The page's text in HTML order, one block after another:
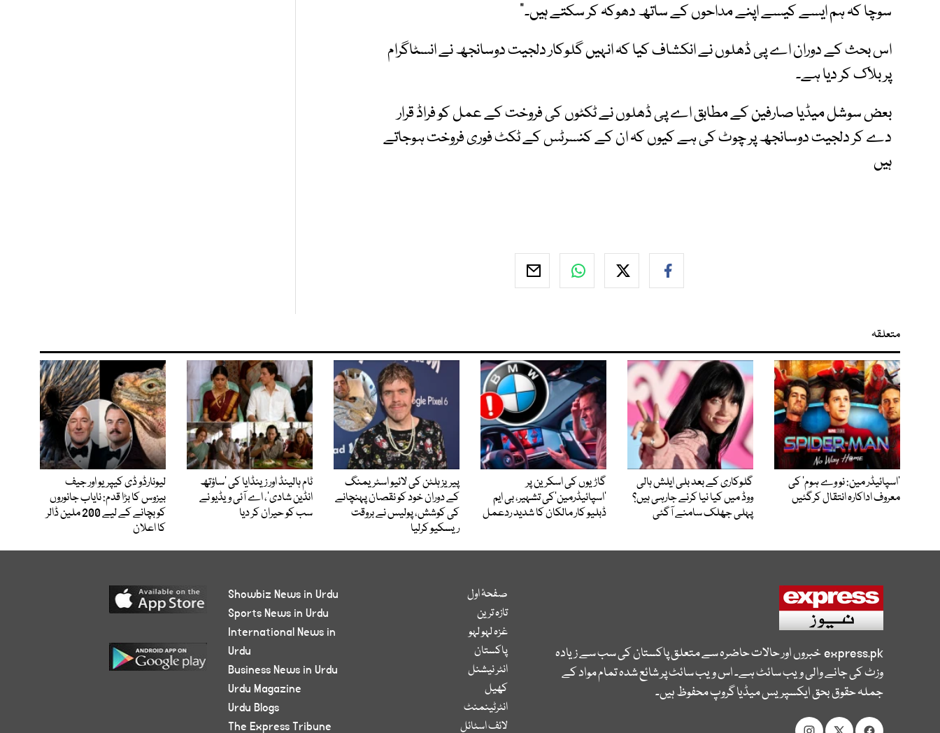
سوچا کہ ہم ایسے کیسے اپنے مداحوں کے ساتھ دھوکہ کر سکتے ہیں۔"
اس بحث کے دوران اے پی ڈھلوں نے انکشاف کیا کہ انہیں گلوکار دلجیت دوسانجھ نے انسٹاگرام
پر بلاک کر دیا ہے۔
بعض سوشل میڈیا صارفین کے مطابق اے پی ڈھلوں نے ٹکٹوں کی فروخت کے عمل کو فراڈ قرار
دے کر دلجیت دوسانجھ پر چوٹ کی ہے کیوں کہ ان کے کنسرٹس کے ٹکٹ فوری فروخت ہوجاتے
ہیں
متعلقہ
’اسپائیڈر مین: نو وے ہوم‘ کی
معروف اداکارہ انتقال کرگئیں
گلوکاری کے بعد بلی ایلش ہالی
ووڈ میں کیا نیا کرنے جارہی ہیں؟
پہلی جھلک سامنے آگئی
گاڑیوں کی اسکرین پر
’اسپائیڈرمین‘کی تشہیر، بی ایم
ڈبلیو کار مالکان کا شدید ردعمل
پیریز ہلٹن کی لائیو اسٹریمنگ
کے دوران خود کو نقصان پہنچانے
کی کوشش، پولیس نے بروقت
ریسکیو کرلیا
ٹام ہالینڈ اور زینڈایا کی ’ساؤتھ
انڈین شادی‘، اے آئی ویڈیو نے
سب کو حیران کر دیا
لیونارڈو ڈی کیپریو اور جیف
بیزوس کا بڑا قدم: نایاب جانوروں
کو بچانے کے لیے 200 ملین ڈالر
کا اعلان
express.pkخبروں اور حالات حاضرہ سے متعلق پاکستان کی سب سے زیادہ
وزٹ کی جانے والی ویب سائٹ ہے۔ اس ویب سائٹ پر شائع شدہ تمام مواد کے
جملہ حقوق بحق ایکسپریس میڈیا گروپ محفوظ ہیں۔
صفحۂ اول
تازہ ترین
غزہ لہو لہو
پاکستان
انٹر نیشنل
کھیل
انٹرٹینمنٹ
لائف اسٹائل
Showbiz News in Urdu
Sports News in Urdu
International News in
Urdu
Business News in Urdu
Urdu Magazine
Urdu Blogs
The Express Tribune